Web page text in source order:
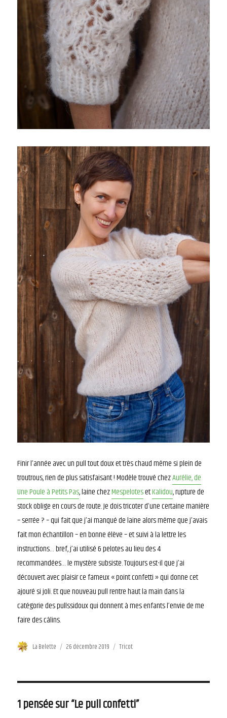
Finir l’année avec un pull tout doux et très chaud même si plein de
troutrous, rien de plus satisfaisant ! Modèle trouvé chezAurélie, de
Une Poule à Petits Pas, laine chezMespelotesetKalidou, rupture de
stock oblige en cours de route. Je dois tricoter d’une certaine manière
– serrée ? – qui fait que j’ai manqué de laine alors même que j’avais
fait mon échantillon – en bonne élève – et suivi à la lettre les
instructions… bref, j’ai utilisé 6 pelotes au lieu des 4
recommandées… le mystère subsiste. Toujours est-il que j’ai
découvert avec plaisir ce fameux « point confetti » qui donne cet
ajouré si joli. Et que nouveau pull rentre haut la main dans la
catégorie des pullssidoux qui donnent à mes enfants l’envie de me
faire des câlins.
Auteur
La Belette
Publié
26 décembre 2019 Catégories
Tricot
1 pensée sur “Le pull confetti”